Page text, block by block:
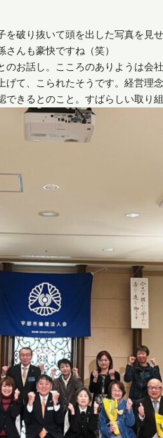
破り抜いて頭を出した写真を見
んも豪快ですね（笑）
お話し。こころのありようは会社
て、こられたそうです。経営理
きるとのこと。すばらしい取り組